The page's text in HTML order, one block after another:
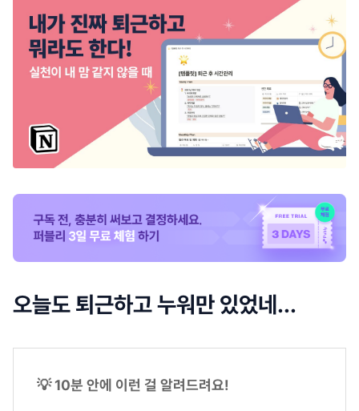
오늘도 퇴근하고 누워만 있었네...
💡 10분 안에 이런 걸 알려드려요!